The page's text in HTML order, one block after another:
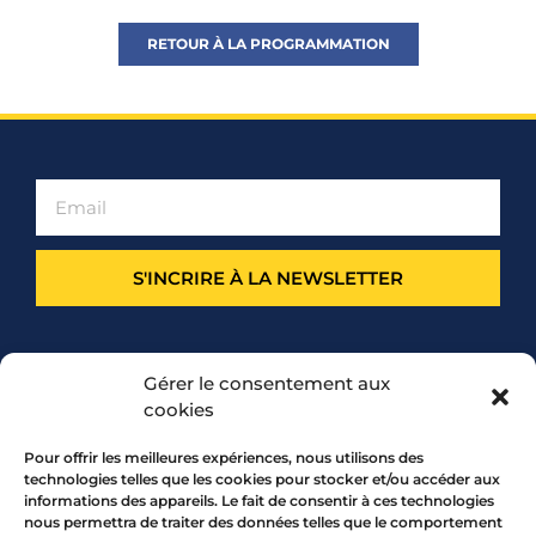
Gérer le consentement aux
cookies
Pour offrir les meilleures expériences, nous utilisons des
technologies telles que les cookies pour stocker et/ou accéder aux
informations des appareils. Le fait de consentir à ces technologies
nous permettra de traiter des données telles que le comportement
RETOUR À LA PROGRAMMATION
S'INCRIRE À LA NEWSLETTER